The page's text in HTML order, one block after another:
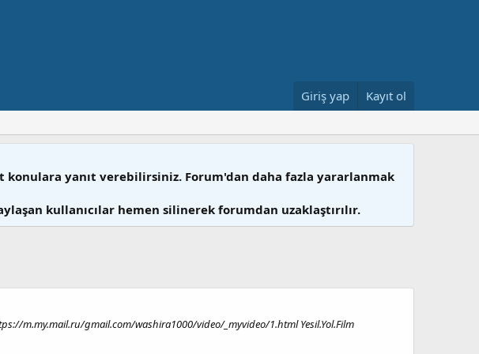
Giriş yap Kayıt ol
yanıt verebilirsiniz. Forum'dan daha fazla yararlanmak
kullanıcılar hemen silinerek forumdan uzaklaştırılır.
m.my.mail.ru/gmail.com/washira1000/video/_myvideo/1.html Yesil.Yol.Film